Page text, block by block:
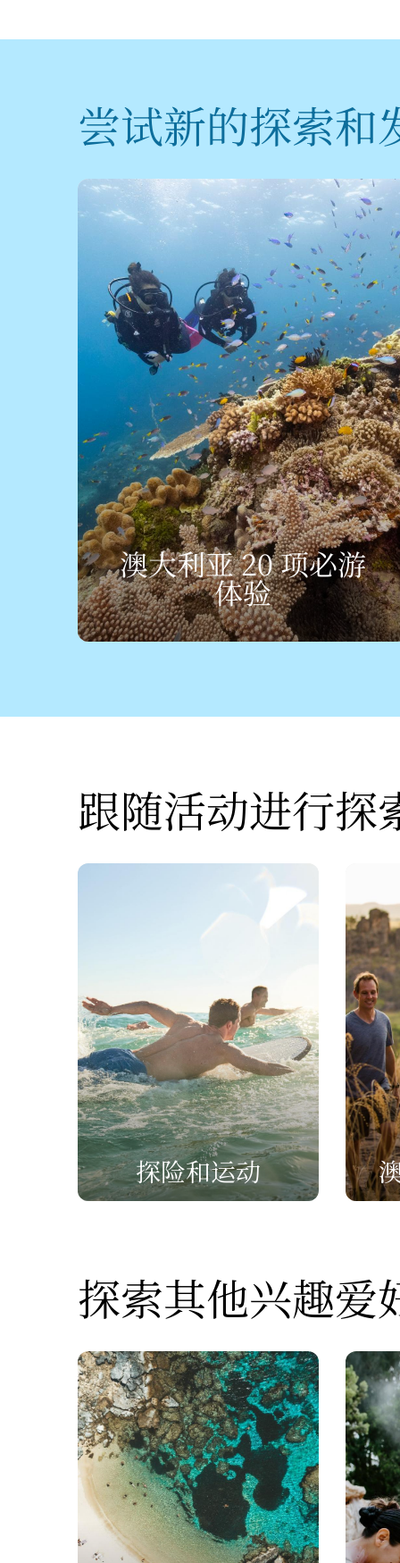
尝试新的探索和
澳大利亚 20 项必游
体验
跟随活动进行探
探险和运动
探索其他兴趣爱